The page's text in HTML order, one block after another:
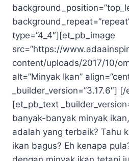
type=”4_4″][et_pb_image
src=”https://
content/uploads/2017/10/
alt=”Minyak Ikan”
_builder_version=”3.17.6″]
[et_pb_text
banyak-banyak minyak
adalah yang terbaik? Tahu
ikan bagus? Eh kenapa